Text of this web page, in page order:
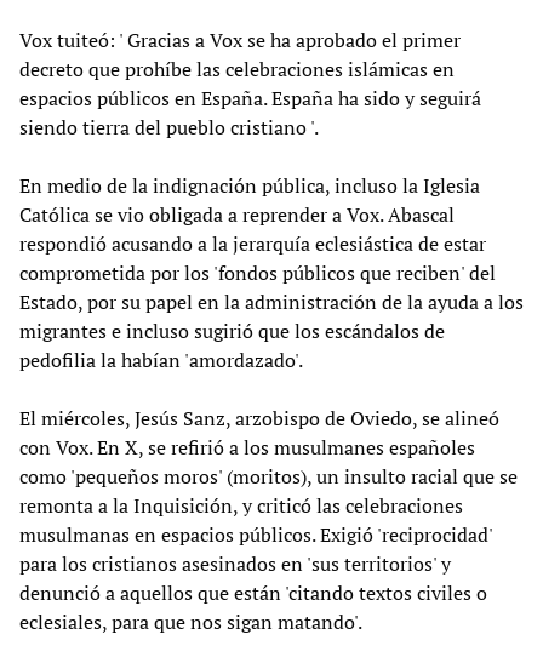
Vox tuiteó: ' Gracias a Vox se ha aprobado el primer
decreto que prohíbe las celebraciones islámicas en
espacios públicos en España. España ha sido y seguirá
siendo tierra del pueblo cristiano '.
En medio de la indignación pública, incluso la Iglesia
Católica se vio obligada a reprender a Vox. Abascal
respondió acusando a la jerarquía eclesiástica de estar
comprometida por los 'fondos públicos que reciben' del
Estado, por su papel en la administración de la ayuda a los
migrantes e incluso sugirió que los escándalos de
pedofilia la habían 'amordazado'.
El miércoles, Jesús Sanz, arzobispo de Oviedo, se alineó
con Vox. En X, se refirió a los musulmanes españoles
como 'pequeños moros' (moritos), un insulto racial que se
remonta a la Inquisición, y criticó las celebraciones
musulmanas en espacios públicos. Exigió 'reciprocidad'
para los cristianos asesinados en 'sus territorios' y
denunció a aquellos que están 'citando textos civiles o
eclesiales, para que nos sigan matando'.